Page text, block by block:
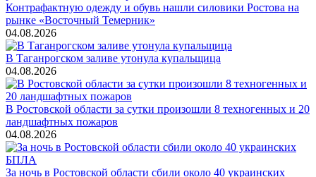
Контрафактную одежду и обувь нашли силовики Ростова на
рынке «Восточный Темерник»
04.08.2026
В Таганрогском заливе утонула купальщица
04.08.2026
В Ростовской области за сутки произошли 8 техногенных и 20
ландшафтных пожаров
04.08.2026
За ночь в Ростовской области сбили около 40 украинских